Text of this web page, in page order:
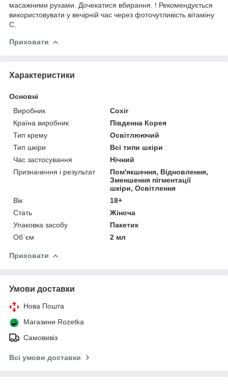
масажними рухами. Дочекатися вбирання. ! Рекомендується
використовувати у вечірній час через фоточутливість вітаміну
С.
Приховати
Характеристики
Основні
Виробник
Coxir
Країна виробник
Південна Корея
Тип крему
Освітлюючий
Тип шкіри
Всі типи шкіри
Час застосування
Нічний
Призначення і результат
Пом'якшення, Відновлення,
Зменшення пігментації
шкіри, Освітлення
Вік
18+
Стать
Жіноча
Упаковка засобу
Пакетик
Об`єм
2 мл
Приховати
Умови доставки
Нова Пошта
Магазини Rozetka
Самовивіз
Всі умови доставки